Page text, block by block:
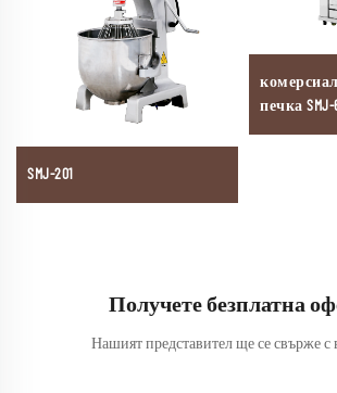
SMJ-201
печка SMJ-
Получете безплатна
Нашият представител ще се свърже с